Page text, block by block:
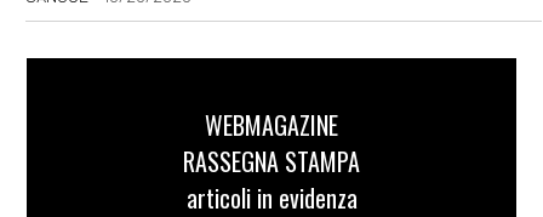
WEBMAGAZINE
RASSEGNA STAMPA
articoli in evidenza